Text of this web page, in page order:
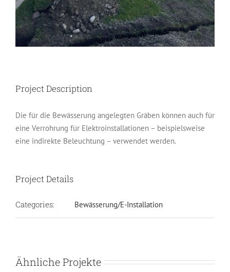
Project Description
Die für die Bewässerung angelegten Gräben können auch für
eine Verrohrung für Elektroinstallationen – beispielsweise
eine indirekte Beleuchtung – verwendet werden.
Project Details
Categories: Bewässerung/E-Installation
Ähnliche Projekte